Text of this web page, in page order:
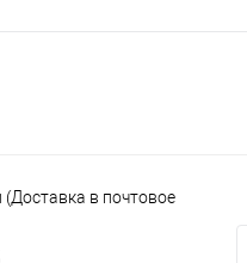
(Доставка в почтовое